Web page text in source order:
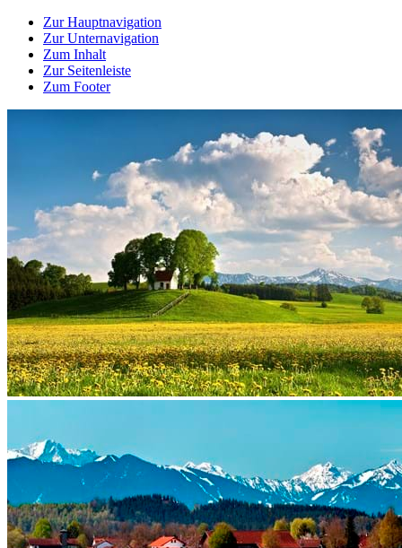
Zur Hauptnavigation
Zur Unternavigation
Zum Inhalt
Zur Seitenleiste
Zum Footer